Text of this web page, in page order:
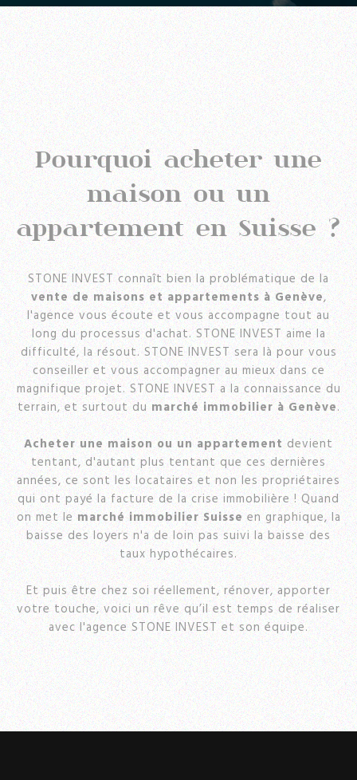
Pourquoi acheter une
maison ou un
appartement en Suisse ?
STONE INVEST connaît bien la problématique de la
vente de maisons et appartements à Genève,
l'agence vous écoute et vous accompagne tout au
long du processus d'achat. STONE INVEST aime la
difficulté, la résout. STONE INVEST sera là pour vous
conseiller et vous accompagner au mieux dans ce
magnifique projet. STONE INVEST a la connaissance du
terrain, et surtout dumarché immobilier à Genève.
Acheter une maison ou un appartementdevient
tentant, d'autant plus tentant que ces dernières
années, ce sont les locataires et non les propriétaires
qui ont payé la facture de la crise immobilière ! Quand
on met lemarché immobilier Suisseen graphique, la
baisse des loyers n'a de loin pas suivi la baisse des
taux hypothécaires.
Et puis être chez soi réellement, rénover, apporter
votre touche, voici un rêve qu’il est temps de réaliser
avec l'agence STONE INVEST et son équipe.